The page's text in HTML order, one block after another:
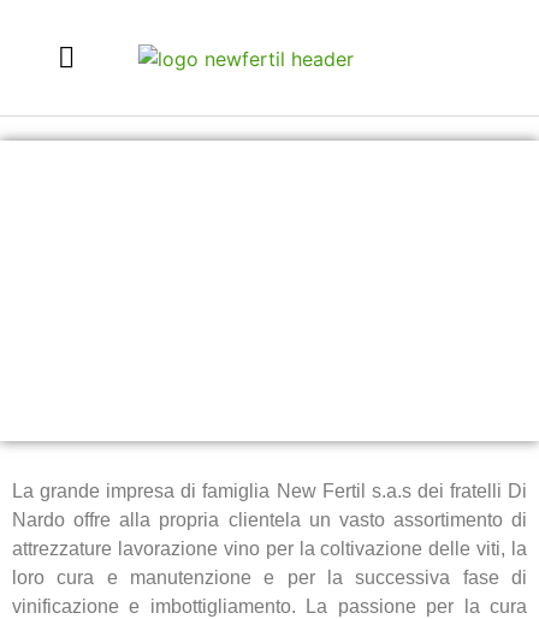
La grande impresa di famiglia New Fertil s.a.s dei fratelli Di
Nardo offre alla propria clientela un vasto assortimento di
attrezzature lavorazione vino per la coltivazione delle viti, la
loro cura e manutenzione e per la successiva fase di
vinificazione e imbottigliamento. La passione per la cura